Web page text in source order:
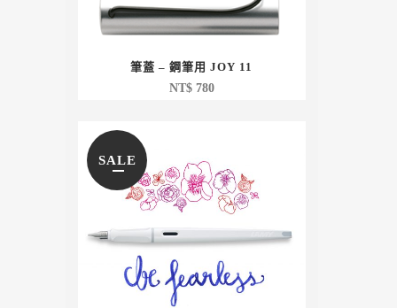
筆蓋 – 鋼筆用 JOY 11
NT$780
SALE